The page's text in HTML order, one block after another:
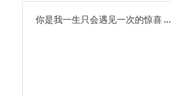
你是我一生只会遇见一次的惊喜 ...